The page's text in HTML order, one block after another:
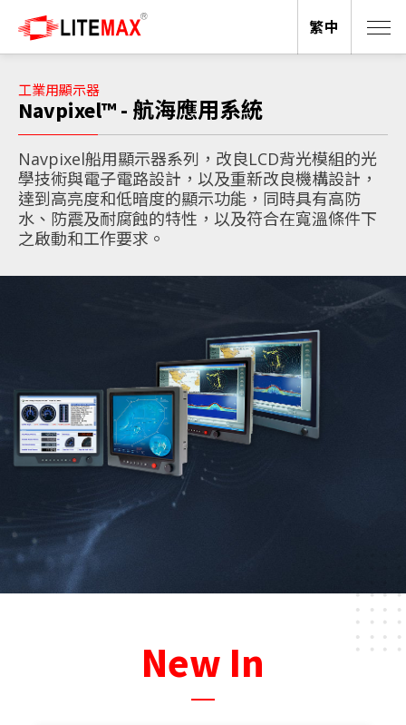
工業用顯示器
Navpixel™ - 航海應用系統
Navpixel船用顯示器系列，改良LCD背光模組的光
學技術與電子電路設計，以及重新改良機構設計，
達到高亮度和低暗度的顯示功能，同時具有高防
水、防震及耐腐蝕的特性，以及符合在寬溫條件下
之啟動和工作要求。
New In
繁中